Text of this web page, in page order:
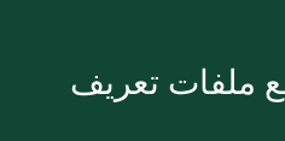
ملفات تعريف